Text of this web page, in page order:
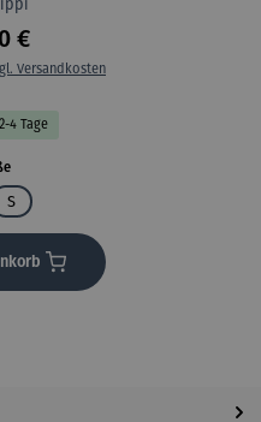
€
Versandkosten
4 Tage
auswählen
S